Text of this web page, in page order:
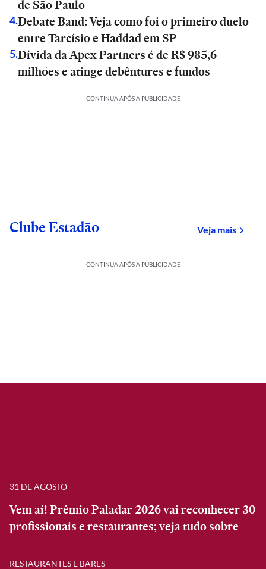
de São Paulo
4.Debate Band: Veja como foi o primeiro duelo
entre Tarcísio e Haddad em SP
5.Dívida da Apex Partners é de R$ 985,6
milhões e atinge debêntures e fundos
CONTINUA APÓS A PUBLICIDADE
Clube Estadão Veja maissobre
CONTINUA APÓS A PUBLICIDADE
31 DE AGOSTO
Vem aí! Prêmio Paladar 2026 vai reconhecer 30
profissionais e restaurantes; veja tudo sobre
RESTAURANTES E BARES